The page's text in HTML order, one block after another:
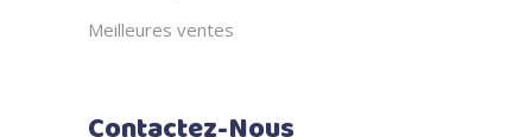
Meilleures ventes